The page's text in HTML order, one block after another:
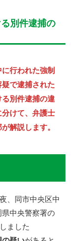
別件逮捕の
行われた強制
で逮捕された
別件逮捕の違
けて、弁護士
解説します。
、同市中央区中
中央警察署の
ました